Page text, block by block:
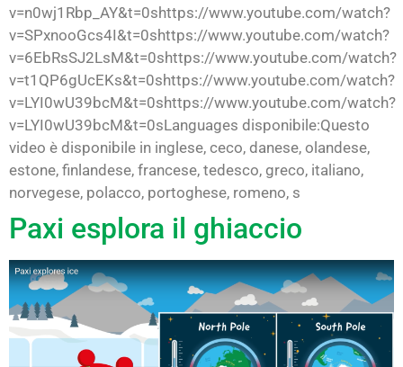
v=n0wj1Rbp_AY&t=0shttps://www.youtube.com/watch?
v=SPxnooGcs4I&t=0shttps://www.youtube.com/watch?
v=6EbRsSJ2LsM&t=0shttps://www.youtube.com/watch?
v=t1QP6gUcEKs&t=0shttps://www.youtube.com/watch?
v=LYI0wU39bcM&t=0shttps://www.youtube.com/watch?
v=LYI0wU39bcM&t=0sLanguages disponibile:Questo
video è disponibile in inglese, ceco, danese, olandese,
estone, finlandese, francese, tedesco, greco, italiano,
norvegese, polacco, portoghese, romeno, s
Paxi esplora il ghiaccio